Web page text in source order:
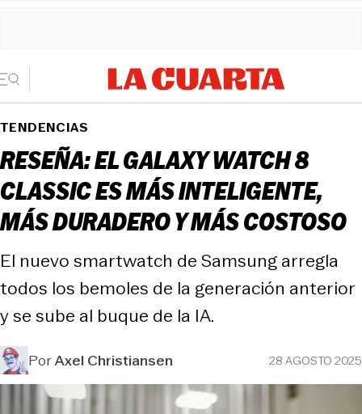
TENDENCIAS
RESEÑA: EL GALAXY WATCH 8
CLASSIC ES MÁS INTELIGENTE,
MÁS DURADERO Y MÁS COSTOSO
El nuevo smartwatch de Samsung arregla
todos los bemoles de la generación anterior
y se sube al buque de la IA.
PorAxel Christiansen 28 AGOSTO 2025